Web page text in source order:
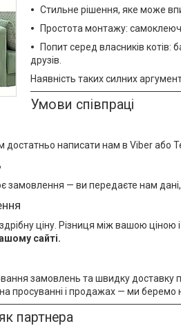
Стильне рішення, яке може
Простота монтажу:
Попит серед власників котів:
друзів.
Наявність таких сил­них
Умови співпраці
достатньо написати нам в Viber або
— ви передаєте нам дані,
ціну. Різниця між вашою
сайті.
замовлень та швидку доставку по
просуванні і продажах — ми беремо
партнера